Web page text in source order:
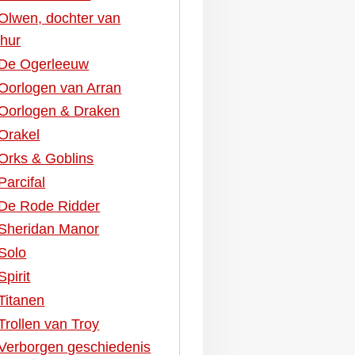
dochter van
Ogerleeuw
van Arran
& Draken
& Goblins
Rode Ridder
Manor
van Troy
geschiedenis